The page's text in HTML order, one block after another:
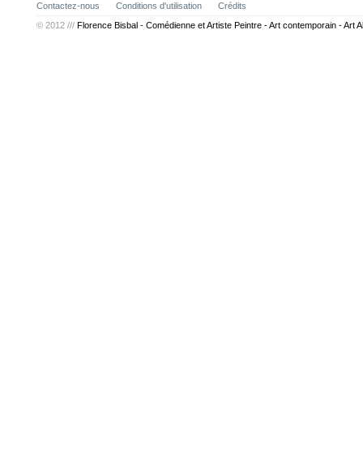
Contactez-nous Conditions d'utilisation
Crédits
© 2012 /// Florence Bisbal - Comédienne et Artiste Peintre - Art contemporain - Art